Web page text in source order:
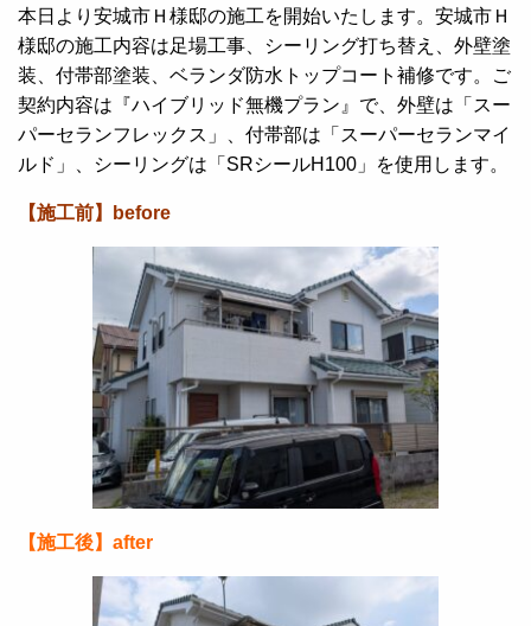
本日より安城市Ｈ様邸の施工を開始いたします。安城市Ｈ
様邸の施工内容は足場工事、シーリング打ち替え、外壁塗
装、付帯部塗装、ベランダ防水トップコート補修です。ご
契約内容は『ハイブリッド無機プラン』で、外壁は「スー
パーセランフレックス」、付帯部は「スーパーセランマイ
ルド」、シーリングは「SRシールH100」を使用します。
【施工前】before
【施工後】after